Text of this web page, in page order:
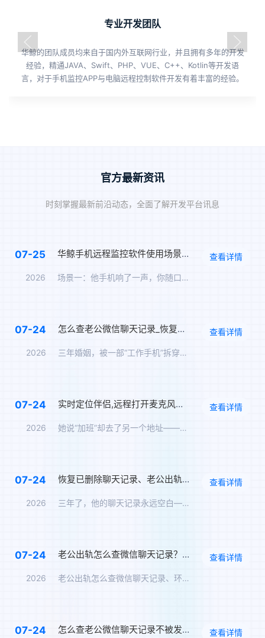
专业开发团队
华鲸的团队成员均来自于国内外互联网行业，并且拥有多年的开发
经验，精通JAVA、Swift、PHP、VUE、C++、Kotlin等开发语
言，对于手机监控APP与电脑远程控制软件开发有着丰富的经验。
官方最新资讯
时刻掌握最新前沿动态，全面了解开发平台讯息
07-25
2026
华鲸手机远程监控软件使用场景解析
场景一：他手机响了一声，你随口问"谁啊"，他说"没谁" 你走…
查看详情
07-24
2026
怎么查老公微信聊天记录_恢复已删除聊天记录_对方不知情的监控软件_苹果手机监控
三年婚姻，被一部“工作手机”拆穿了——我用华鲸“屏幕同步+恢…
查看详情
07-24
2026
实时定位伴侣,远程打开麦克风摄像头查看周围环境录音
她说“加班”却去了另一个地址——我用华鲸“历史轨迹+环境录音…
查看详情
07-24
2026
恢复已删除聊天记录、老公出轨证据怎么收集、微信聊天记录查看、不被发现的监控软件
三年了，他的聊天记录永远空白——我用华鲸“恢复删除”拿到了1…
查看详情
07-24
2026
老公出轨怎么查微信聊天记录？我用华鲸“环境录音+历史轨迹”听到了他车里的对话
老公出轨怎么查微信聊天记录、环境录音功能、历史轨迹回放、恢复…
查看详情
07-24 怎么查老公微信聊天记录不被发现？我用华鲸“实时屏幕同步”看见了凌晨两点的消息 查看详情